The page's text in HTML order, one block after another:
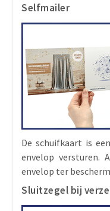
Selfmailer
De schuifkaart is
envelop versturen.
envelop ter
Sluitzegel bij